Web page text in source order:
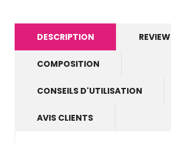
DESCRIPTION REVIEW
COMPOSITION
CONSEILS D'UTILISATION
AVIS CLIENTS